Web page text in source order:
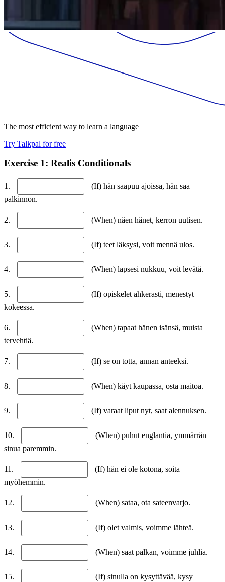
The most efficient way to learn a language
Try Talkpal for free
Exercise 1: Realis Conditionals
1.
(If) hän saapuu ajoissa, hän saa
palkinnon.
2. (When) näen hänet, kerron uutisen.
3. (If) teet läksysi, voit mennä ulos.
4. (When) lapsesi nukkuu, voit levätä.
5.
(If) opiskelet ahkerasti, menestyt
kokeessa.
6.
(When) tapaat hänen isänsä, muista
tervehtiä.
7. (If) se on totta, annan anteeksi.
8. (When) käyt kaupassa, osta maitoa.
9. (If) varaat liput nyt, saat alennuksen.
10.
(When) puhut englantia, ymmärrän
sinua paremmin.
11.
(If) hän ei ole kotona, soita
myöhemmin.
12. (When) sataa, ota sateenvarjo.
13. (If) olet valmis, voimme lähteä.
14. (When) saat palkan, voimme juhlia.
15.
(If) sinulla on kysyttävää, kysy